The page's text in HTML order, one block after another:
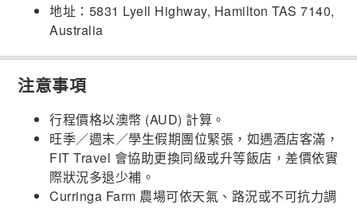
地址：5831 Lyell Highway, Hamilton TAS 7140,
Australia
注意事項
行程價格以澳幣 (AUD) 計算。
旺季／週末／學生假期團位緊張，如遇酒店客滿，
FIT Travel 會協助更換同級或升等飯店，差價依實
際狀況多退少補。
Curringa Farm 農場可依天氣、路況或不可抗力調